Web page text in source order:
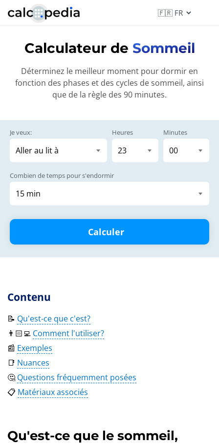
Calculateur de Sommeil
Déterminez le meilleur moment pour dormir en
fonction des phases et des cycles de sommeil, ainsi
que de la règle des 90 minutes.
Je veux: Heures Minutes
Combien de temps pour s'endormir
Calculer
Contenu
📝 Qu'est-ce que c'est?
👨🏻‍💻 Comment l'utiliser?
📰 Exemples
📑 Nuances
🤔 Questions fréquemment posées
📋 Matériaux associés
Qu'est-ce que le sommeil,